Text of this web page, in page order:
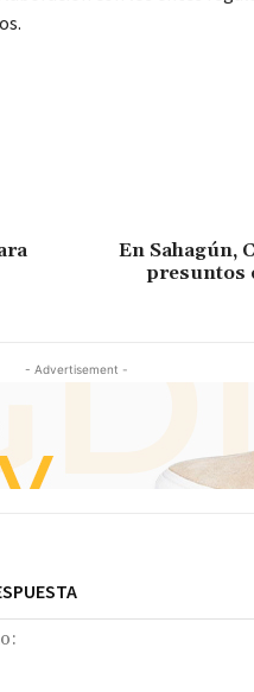
En Sahagún,
presuntos
- Advertisement -